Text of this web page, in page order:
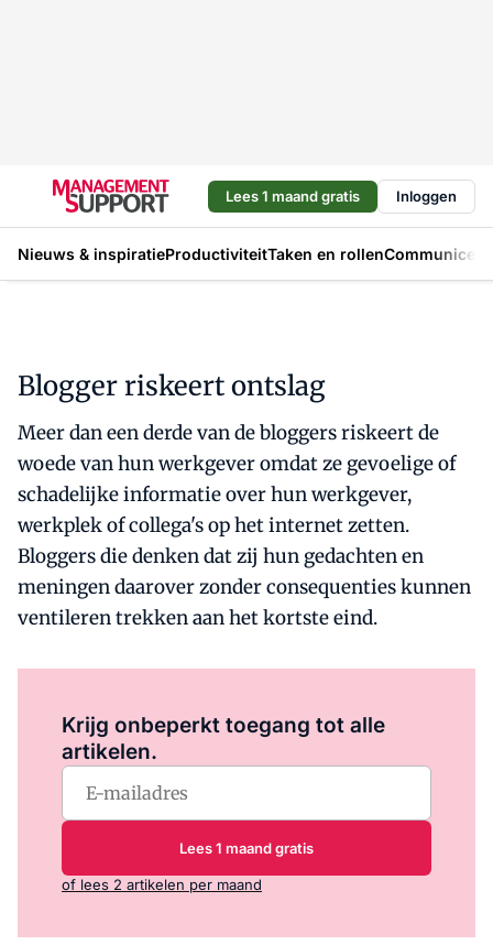
Lees 1 maand gratis Inloggen
Nieuws & inspiratieProductiviteitTaken en rollen
Blogger riskeert ontslag
Meer dan een derde van de bloggers riskeert de
woede van hun werkgever omdat ze gevoelige of
schadelijke informatie over hun werkgever,
werkplek of collega's op het internet zetten.
Bloggers die denken dat zij hun gedachten en
meningen daarover zonder consequenties kunnen
ventileren trekken aan het kortste eind.
Krijg onbeperkt toegang tot alle
artikelen.
Lees 1 maand gratis
of lees 2 artikelen per maand